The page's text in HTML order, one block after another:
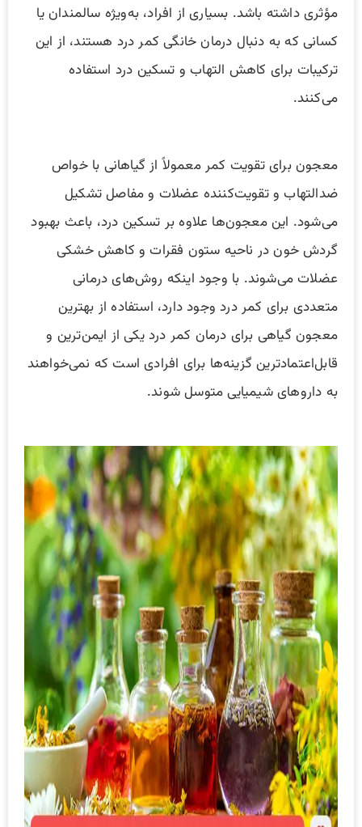
مؤثری داشته باشد. بسیاری از افراد، به‌ویژه سالمندان یا
کسانی که به دنبال درمان خانگی کمر درد هستند، از این
ترکیبات برای کاهش التهاب و تسکین درد استفاده
می‌کنند.
معجون برای تقویت کمر معمولاً از گیاهانی با خواص
ضدالتهاب و تقویت‌کننده عضلات و مفاصل تشکیل
می‌شود. این معجون‌ها علاوه بر تسکین درد، باعث بهبود
گردش خون در ناحیه ستون فقرات و کاهش خشکی
عضلات می‌شوند. با وجود اینکه روش‌های درمانی
متعددی برای کمر درد وجود دارد، استفاده از بهترین
معجون گیاهی برای درمان کمر درد یکی از ایمن‌ترین و
قابل‌اعتمادترین گزینه‌ها برای افرادی است که نمی‌خواهند
به داروهای شیمیایی متوسل شوند.